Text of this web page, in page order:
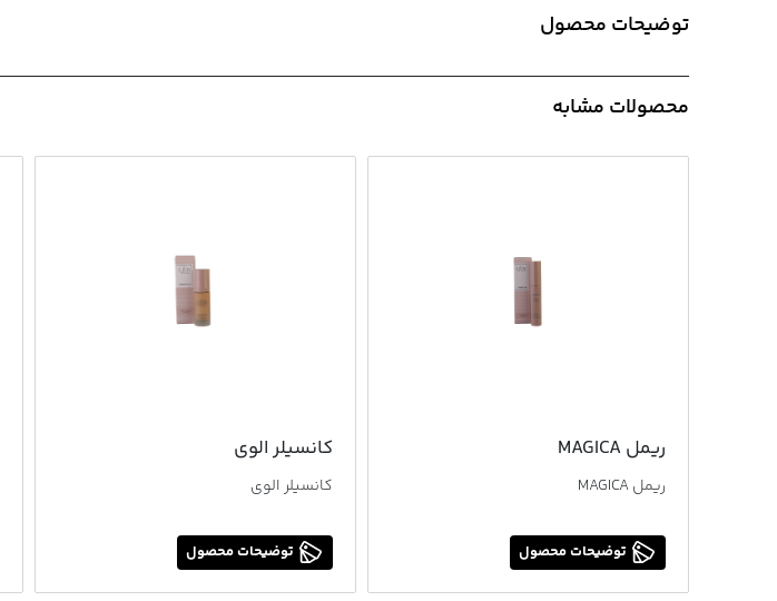
توضیحات محصول
محصولات مشابه
ریمل MAGICA
ریمل MAGICA
توضیحات محصول
کانسیلر الوی
کانسیلر الوی
توضیحات محصول